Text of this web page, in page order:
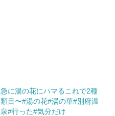
急に湯の花にハマるこれで2種
類目〜#湯の花#湯の華#別府温
泉#行った#気分だけ